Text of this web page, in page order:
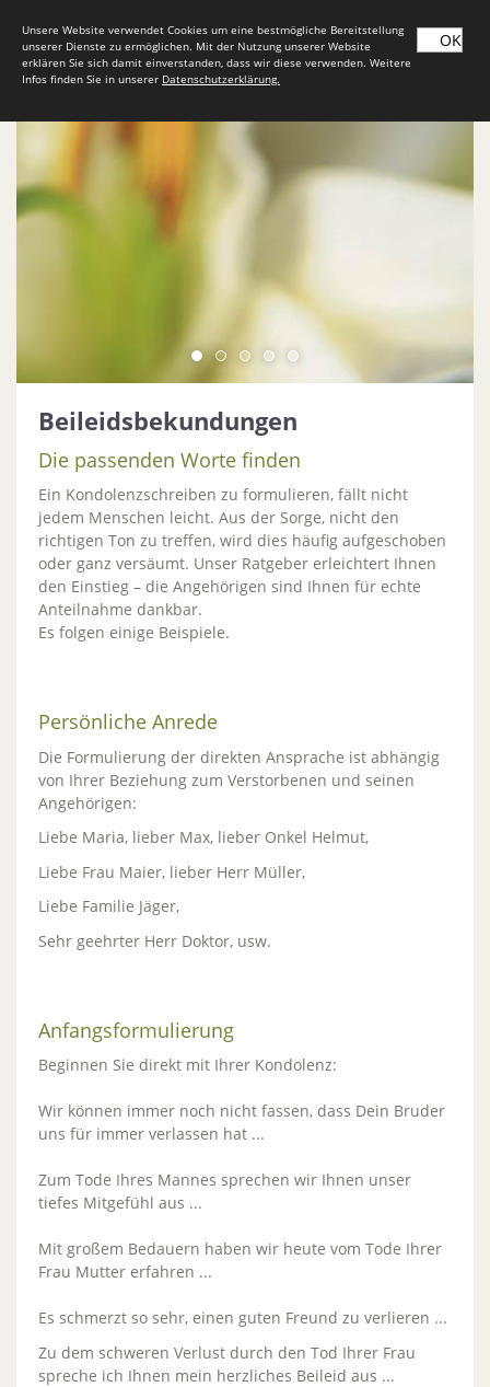
Beileidsbekundungen
Die passenden Worte finden
Ein Kondolenzschreiben zu formulieren, fällt nicht
jedem Menschen leicht. Aus der Sorge, nicht den
richtigen Ton zu treffen, wird dies häufig aufgeschoben
oder ganz versäumt. Unser Ratgeber erleichtert Ihnen
den Einstieg – die Angehörigen sind Ihnen für echte
Anteilnahme dankbar.
Es folgen einige Beispiele.
Persönliche Anrede
Die Formulierung der direkten Ansprache ist abhängig
von Ihrer Beziehung zum Verstorbenen und seinen
Angehörigen:
Liebe Maria, lieber Max, lieber Onkel Helmut,
Liebe Frau Maier, lieber Herr Müller,
Liebe Familie Jäger,
Sehr geehrter Herr Doktor, usw.
Anfangsformulierung
Beginnen Sie direkt mit Ihrer Kondolenz:
Wir können immer noch nicht fassen, dass Dein Bruder
uns für immer verlassen hat ...
Zum Tode Ihres Mannes sprechen wir Ihnen unser
tiefes Mitgefühl aus ...
Mit großem Bedauern haben wir heute vom Tode Ihrer
Frau Mutter erfahren ...
Es schmerzt so sehr, einen guten Freund zu verlieren ...
Zu dem schweren Verlust durch den Tod Ihrer Frau
spreche ich Ihnen mein herzliches Beileid aus ...
OK
Unsere Website verwendet Cookies um eine bestmögliche Bereitstellung
unserer Dienste zu ermöglichen. Mit der Nutzung unserer Website
erklären Sie sich damit einverstanden, dass wir diese verwenden. Weitere
Infos finden Sie in unserer Datenschutzerklärung.